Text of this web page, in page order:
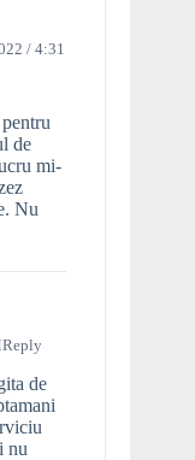
/ 4:31
de
mi-
Nu
Reply
de
nu